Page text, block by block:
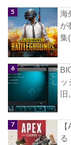
海
が
集
ッ
旧
る